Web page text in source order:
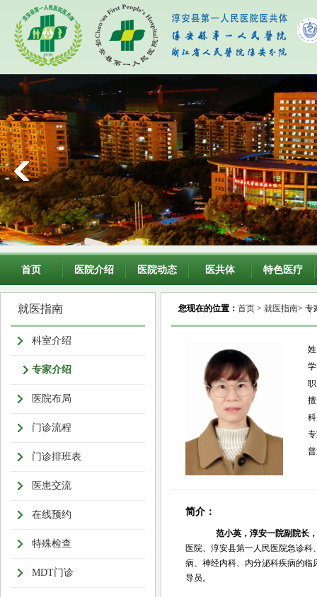
首页 医院介绍 医院动态 医共体 特色医疗
就医指南
科室介绍
专家介绍
医院布局
门诊流程
门诊排班表
医患交流
在线预约
特殊检查
MDT门诊
您现在的位置： 首页 > 就医指南> 专
简介：
范小英，淳安一院副院长
医院、淳安县第一人民医院急诊
病、神经内科、内分泌科疾病的
导员。